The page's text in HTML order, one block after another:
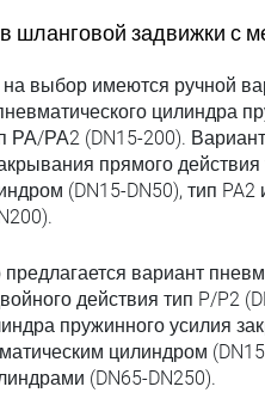
шланговой задвижки с
выбор имеются ручной
цилиндра
РА/РА2 (DN15-200).
прямого
(DN15-DN50), тип
вариант
действия тип P/P2
пружинного усилия
цилиндром
(DN65-DN250).